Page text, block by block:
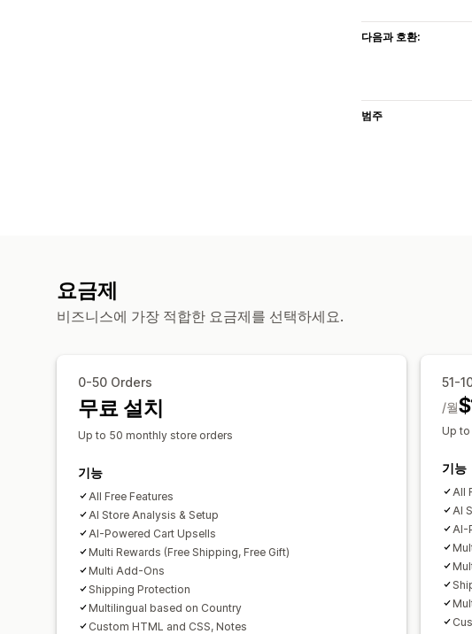
다음과 호환:
범주
요금제
비즈니스에 가장 적합한 요금제를 선택하세요.
0-50 Orders
무료 설치
Up to 50 monthly store orders
기능
All Free Features
AI Store Analysis & Setup
AI-Powered Cart Upsells
Multi Rewards (Free Shipping, Free Gift)
Multi Add-Ons
Shipping Protection
Multilingual based on Country
Custom HTML and CSS, Notes
51-
/월
Up
기능
All
AI
AI-